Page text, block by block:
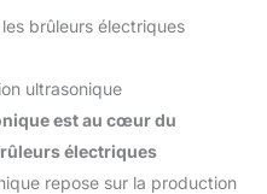
nous vous donnerons
dans les 24 heures !
brûleurs électriques
ultrasonique
est au cœur du
électriques
repose sur la production